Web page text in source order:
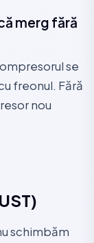
merg fără
se
freonul. Fără
nou
schimbăm